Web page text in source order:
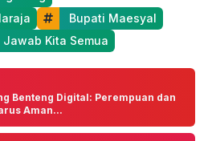
Bupati Maesyal
Kita Semua
Benteng Digital: Perempuan dan
Aman...